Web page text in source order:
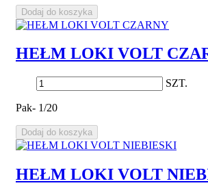
Dodaj do koszyka
HEŁM LOKI VOLT
SZT.
Pak- 1/20
Dodaj do koszyka
HEŁM LOKI VOLT